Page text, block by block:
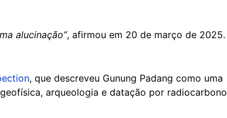
alucinação”, afirmou em 20 de março de 2025.
, que descreveu Gunung Padang como uma
arqueologia e datação por radiocarbono